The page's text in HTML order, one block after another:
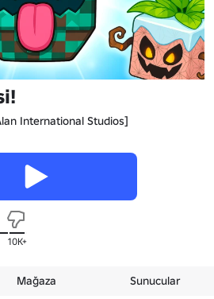
International Studios]
10K+
Mağaza Sunucular